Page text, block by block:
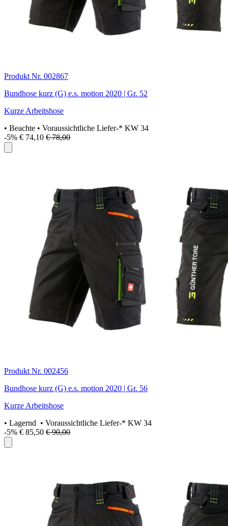
Produkt Nr. 002867
Bundhose kurz (G) e.s. motion 2020 | Gr. 52
Kurze Arbeitshose
• Beachte • Voraussichtliche Liefer-* KW 34
-5% € 74,10 € 78,00
Produkt Nr. 002456
Bundhose kurz (G) e.s. motion 2020 | Gr. 56
Kurze Arbeitshose
• Lagernd • Voraussichtliche Liefer-* KW 34
-5% € 85,50 € 90,00